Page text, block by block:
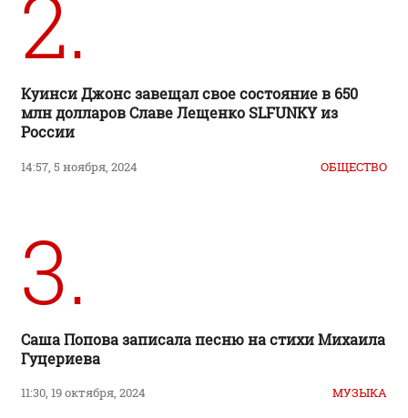
2.
Куинси Джонс завещал свое состояние в 650
млн долларов Славе Лещенко SLFUNKY из
России
14:57, 5 ноября, 2024 ОБЩЕСТВО
3.
Саша Попова записала песню на стихи Михаила
Гуцериева
11:30, 19 октября, 2024 МУЗЫКА